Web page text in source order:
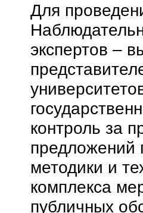
Для
экспертов –
контроль за
предложений
методики и
комплекса
публичных